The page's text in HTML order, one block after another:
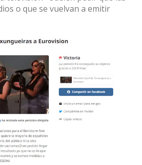
o que se vuelvan a emitir